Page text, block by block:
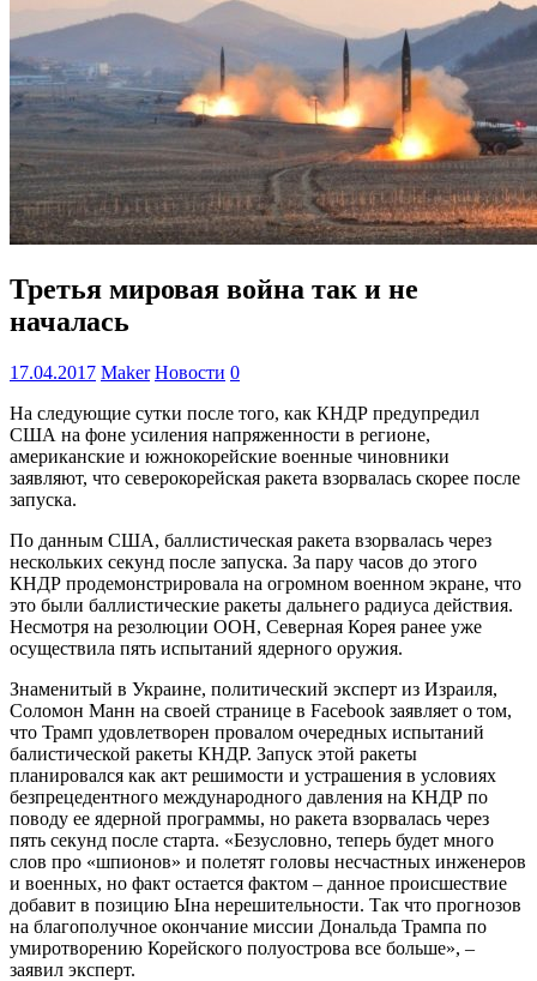
Третья мировая война так и не
началась
17.04.2017 Maker Новости 0
На следующие сутки после того, как КНДР предупредил
США на фоне усиления напряженности в регионе,
американские и южнокорейские военные чиновники
заявляют, что северокорейская ракета взорвалась скорее после
запуска.
По данным США, баллистическая ракета взорвалась через
нескольких секунд после запуска. За пару часов до этого
КНДР продемонстрировала на огромном военном экране, что
это были баллистические ракеты дальнего радиуса действия.
Несмотря на резолюции ООН, Северная Корея ранее уже
осуществила пять испытаний ядерного оружия.
Знаменитый в Украине, политический эксперт из Израиля,
Соломон Манн на своей странице в Facebook заявляет о том,
что Трамп удовлетворен провалом очередных испытаний
балистической ракеты КНДР. Запуск этой ракеты
планировался как акт решимости и устрашения в условиях
безпрецедентного международного давления на КНДР по
поводу ее ядерной программы, но ракета взорвалась через
пять секунд после старта. «Безусловно, теперь будет много
слов про «шпионов» и полетят головы несчастных инженеров
и военных, но факт остается фактом – данное происшествие
добавит в позицию Ына нерешительности. Так что прогнозов
на благополучное окончание миссии Дональда Трампа по
умиротворению Корейского полуострова все больше», –
заявил эксперт.